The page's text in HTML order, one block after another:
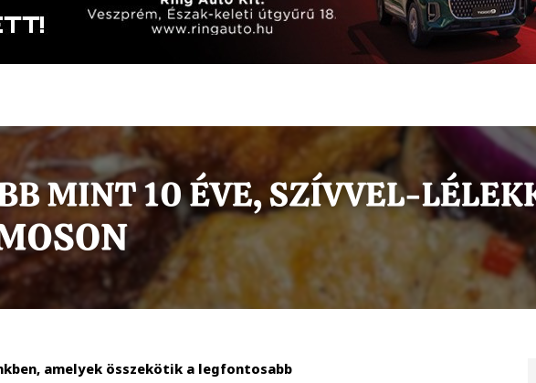
amelyek összekötik a legfontosabb